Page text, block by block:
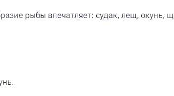
рыбы впечатляет: судак, лещ, окунь,